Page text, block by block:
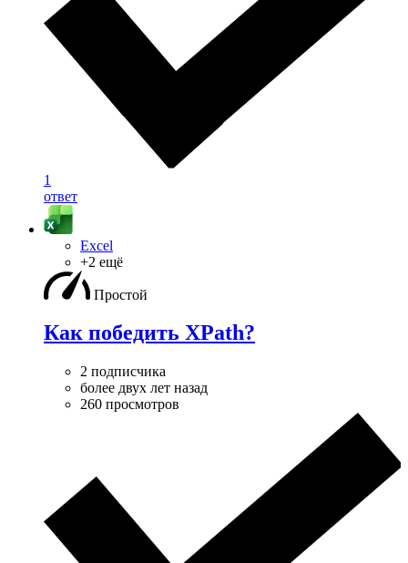
1
ответ
Excel
+2 ещё
Простой
Как победить XPath?
2 подписчика
более двух лет назад
260 просмотров